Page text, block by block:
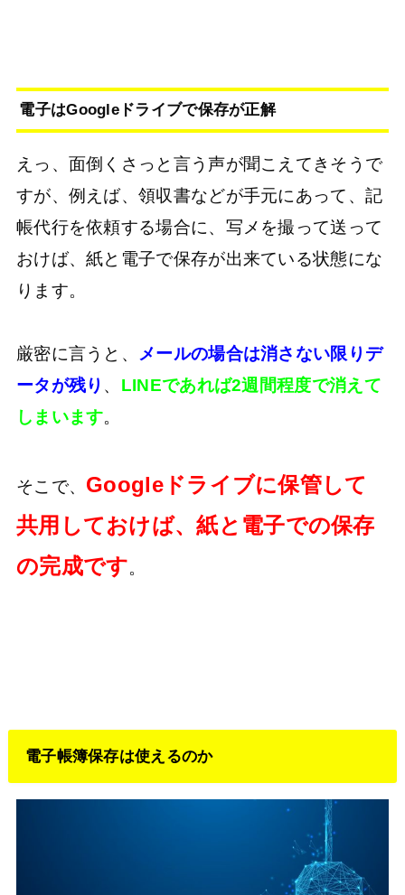
電子はGoogleドライブで保存が正解
えっ、面倒くさっと言う声が聞こえてきそうで
すが、例えば、領収書などが手元にあって、記
帳代行を依頼する場合に、写メを撮って送って
おけば、紙と電子で保存が出来ている状態にな
ります。
厳密に言うと、 メールの場合は消さない限りデ
ータが残り 、 LINEであれば2週間程度で消えて
しまいます。
そこで、 Googleドライブに保管して
共用しておけば、紙と電子での保存
の完成です。
電子帳簿保存は使えるのか